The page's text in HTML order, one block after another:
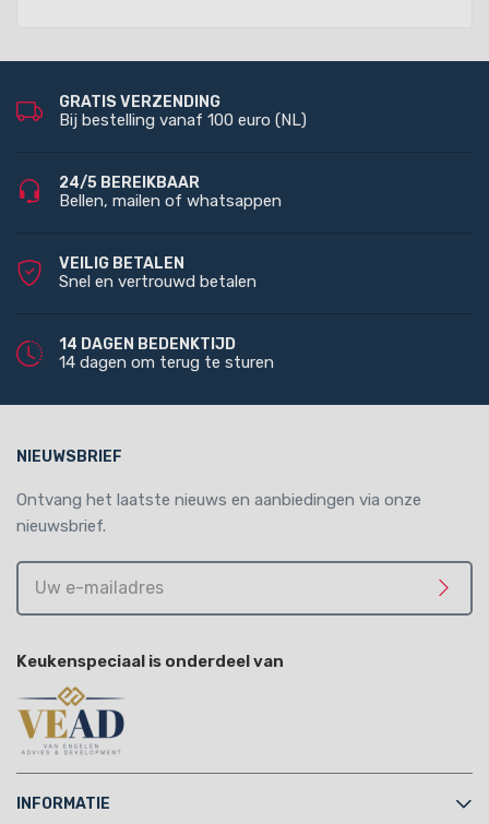
GRATIS VERZENDING
Bij bestelling vanaf 100 euro (NL)
24/5 BEREIKBAAR
Bellen, mailen of whatsappen
VEILIG BETALEN
Snel en vertrouwd betalen
14 DAGEN BEDENKTIJD
14 dagen om terug te sturen
NIEUWSBRIEF
Ontvang het laatste nieuws en aanbiedingen via onze
nieuwsbrief.
Meld
Keukenspeciaal is onderdeel van
INFORMATIE